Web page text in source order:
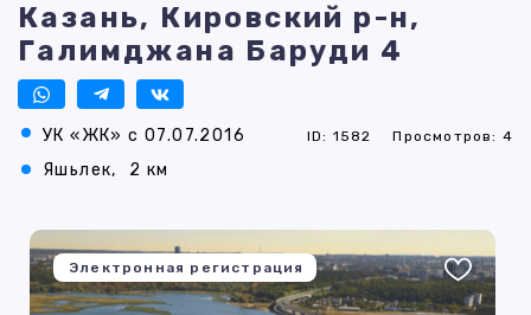
Казань, Кировский р-н,
Галимджана Баруди 4
УК «ЖК» с 07.07.2016 ID: 1582 Просмотров: 4
Яшьлек, 2 км
Электронная регистрация